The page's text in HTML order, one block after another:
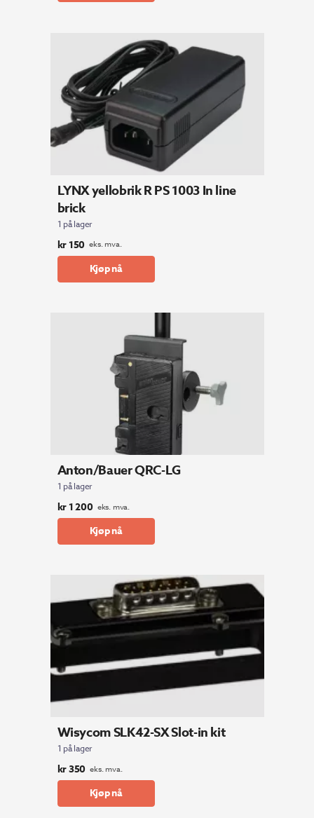
LYNX yellobrik R PS 1003 In line
brick
1 på lager
kr150 eks. mva.
Kjøp nå
Anton/Bauer QRC-LG
1 på lager
kr1 200 eks. mva.
Kjøp nå
Wisycom SLK42-SX Slot-in kit
1 på lager
kr350 eks. mva.
Kjøp nå